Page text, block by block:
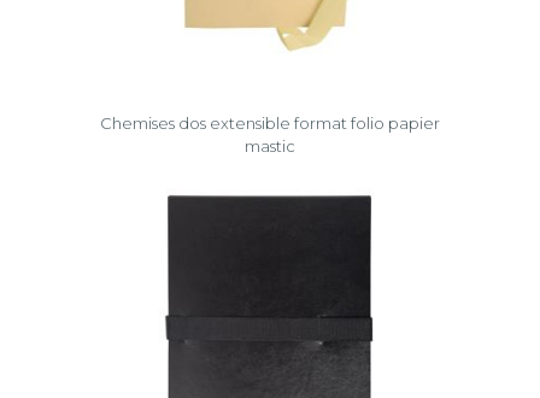
Chemises dos extensible format folio papier
mastic